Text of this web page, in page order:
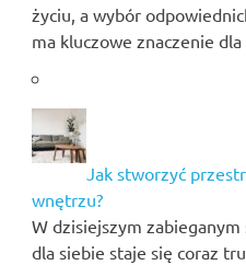
życiu, a wybór
ma kluczowe znaczenie
Jak stworzyć
wnętrzu?
W dzisiejszym
dla siebie staje się coraz